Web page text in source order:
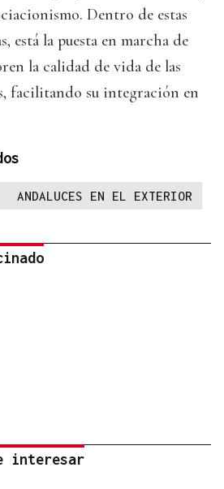
Dentro de estas
está la puesta en marcha de
la calidad de vida de las
facilitando su integración en
ANDALUCES EN EL EXTERIOR
interesar